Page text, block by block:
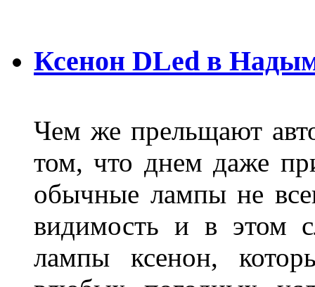
Ксенон DLed в
Чем же прельщают
том, что днем даже
обычные лампы не
видимость и в этом
лампы ксенон,